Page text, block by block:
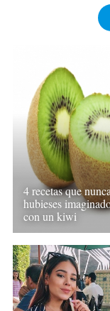
4 recetas que
hubieses
con un kiwi